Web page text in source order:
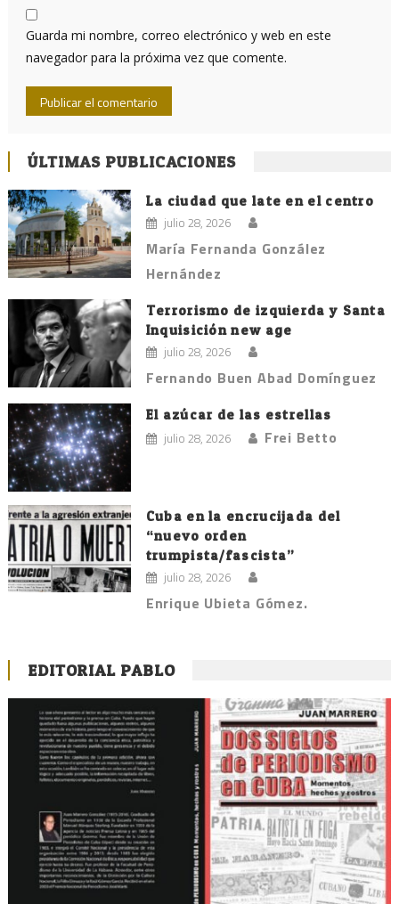
Guarda mi nombre, correo electrónico y web en este
navegador para la próxima vez que comente.
ÚLTIMAS PUBLICACIONES
La ciudad que late en el centro
julio 28, 2026
María Fernanda González
Hernández
Terrorismo de izquierda y Santa
Inquisición new age
julio 28, 2026
Fernando Buen Abad Domínguez
El azúcar de las estrellas
julio 28, 2026 Frei Betto
Cuba en la encrucijada del
“nuevo orden
trumpista/fascista”
julio 28, 2026
Enrique Ubieta Gómez.
EDITORIAL PABLO